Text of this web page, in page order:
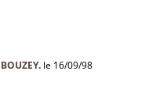
le 16/09/98